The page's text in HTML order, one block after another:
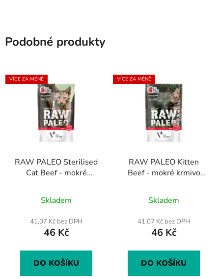
Podobné produkty
VÍCE ZA MÉNĚ
RAW PALEO Sterilised
Cat Beef - mokré
masem pro
sterilizované kočky
100g
hodnocení
produktu
je
z
Skladem
41,07 Kč bez DPH
46 Kč
DO KOŠÍKU
VÍCE ZA MÉNĚ
RAW PALEO Kitten
Beef - mokré krmivo
masem 100 g
hodnocení
produktu
je
z
Skladem
41,07 Kč bez DPH
46 Kč
DO KOŠÍKU